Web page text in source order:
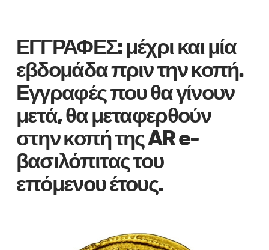
ΕΓΓΡΑΦΕΣ: μέχρι και μία
εβδομάδα πριν την κοπή.
Εγγραφές που θα γίνουν
μετά, θα μεταφερθούν
στην κοπή της AR e-
βασιλόπιτας του
επόμενου έτους.